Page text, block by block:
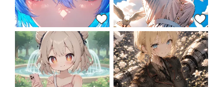
14 18